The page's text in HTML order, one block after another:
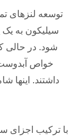
سیلیکون به
شود. در حالی
خواص
داشتند. اینها